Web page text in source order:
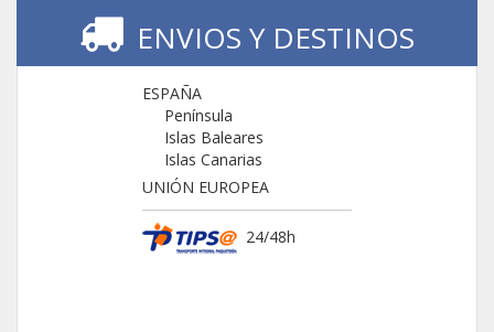
ENVIOS Y DESTINOS
ESPAÑA
Península
Islas Baleares
Islas Canarias
UNIÓN EUROPEA
24/48h